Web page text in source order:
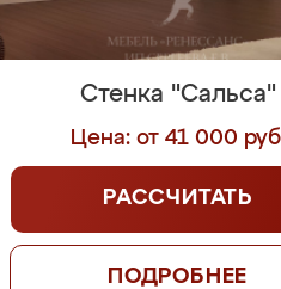
Стенка "Сальса"
Цена: от 41 000
РАССЧИТАТЬ
ПОДРОБНЕЕ